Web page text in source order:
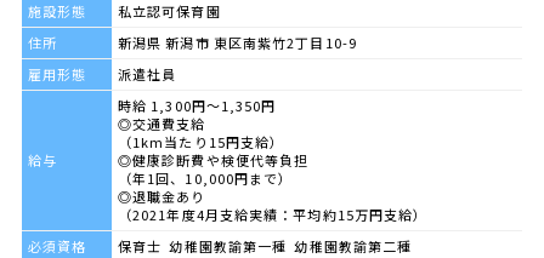
施設形態
私立認可保育園
住所
新潟県 新潟市 東区南紫竹2丁目10-9
雇用形態
派遣社員
給与
時給 1,300円～1,350円
◎交通費支給
（1km当たり15円支給）
◎健康診断費や検便代等負担
（年1回、10,000円まで）
◎退職金あり
（2021年度4月支給実績：平均約15万円支給）
必須資格
保育士 幼稚園教諭第一種 幼稚園教諭第二種